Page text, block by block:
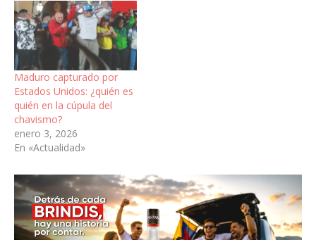
Maduro capturado por
Estados Unidos: ¿quién es
quién en la cúpula del
chavismo?
enero 3, 2026
En «Actualidad»